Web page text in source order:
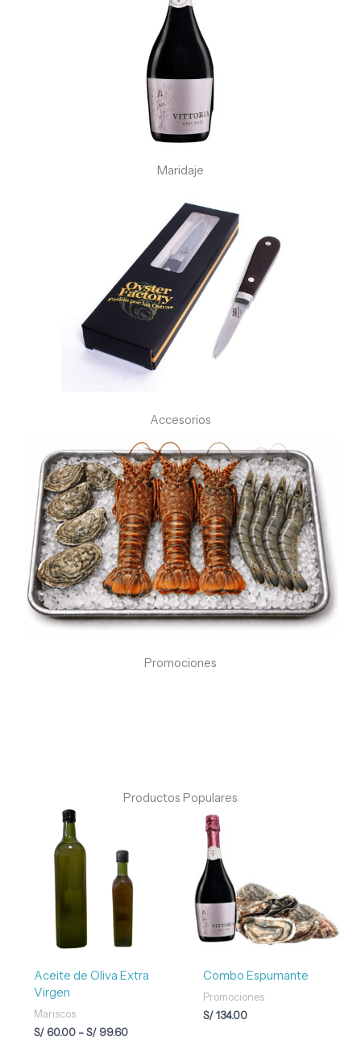
Maridaje
Accesorios
Promociones
Productos Populares
Aceite de Oliva Extra
Virgen
Mariscos
S/60.00 - S/99.60
desde
S/ 60.00
hasta
Combo Espumante
Promociones
S/134.00